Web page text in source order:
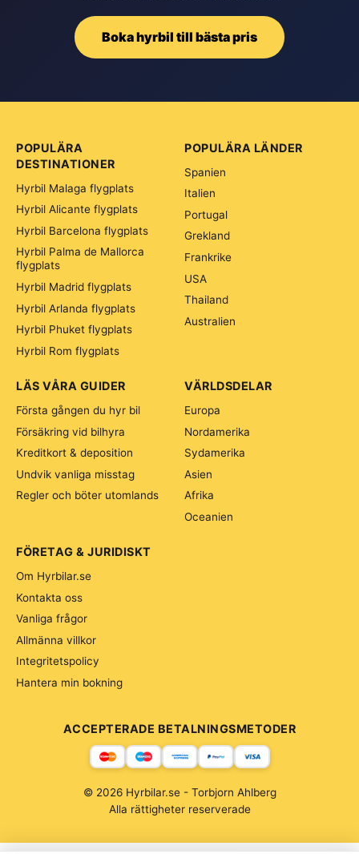
Boka hyrbil till bästa pris
POPULÄRA
DESTINATIONER
Hyrbil Malaga flygplats
Hyrbil Alicante flygplats
Hyrbil Barcelona flygplats
Hyrbil Palma de Mallorca
flygplats
Hyrbil Madrid flygplats
Hyrbil Arlanda flygplats
Hyrbil Phuket flygplats
Hyrbil Rom flygplats
POPULÄRA LÄNDER
Spanien
Italien
Portugal
Grekland
Frankrike
USA
Thailand
Australien
VÄRLDSDELAR
Europa
Nordamerika
Sydamerika
Asien
Afrika
Oceanien
LÄS VÅRA GUIDER
Första gången du hyr bil
Försäkring vid bilhyra
Kreditkort & deposition
Undvik vanliga misstag
Regler och böter utomlands
FÖRETAG & JURIDISKT
Om Hyrbilar.se
Kontakta oss
Vanliga frågor
Allmänna villkor
Integritetspolicy
Hantera min bokning
ACCEPTERADE BETALNINGSMETODER
© 2026 Hyrbilar.se - Torbjorn Ahlberg
Alla rättigheter reserverade